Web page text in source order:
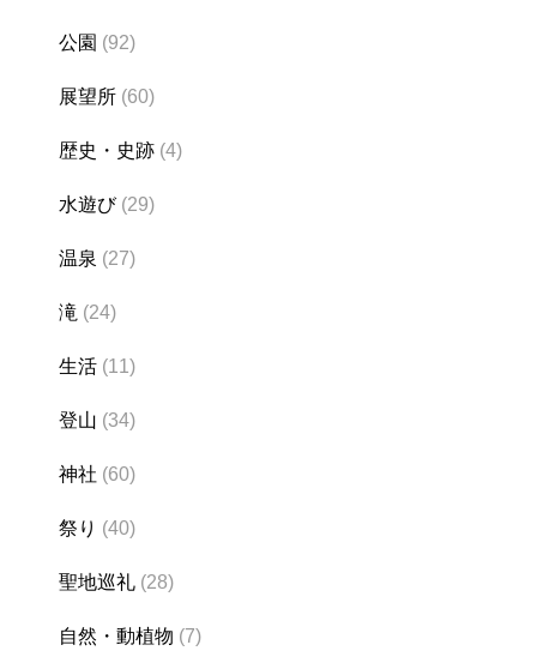
公園 (92)
展望所 (60)
歴史・史跡 (4)
水遊び(29)
温泉 (27)
滝 (24)
生活 (11)
登山 (34)
神社 (60)
祭り (40)
聖地巡礼 (28)
自然・動植物 (7)